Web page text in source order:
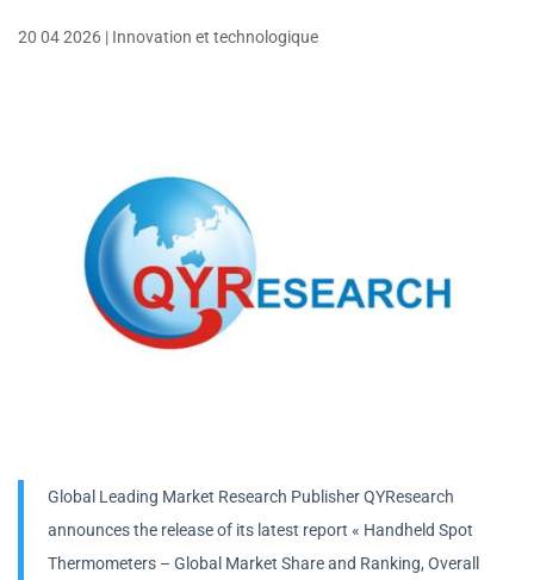
20 04 2026 | Innovation et technologique
Global Leading Market Research Publisher QYResearch
announces the release of its latest report « Handheld Spot
Thermometers – Global Market Share and Ranking, Overall